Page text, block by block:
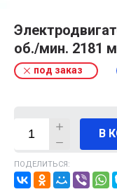
об./мин. 2181
под заказ
В
ПОДЕЛИТЬСЯ: